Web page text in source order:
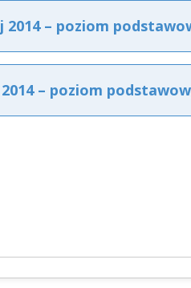
– poziom
– poziom